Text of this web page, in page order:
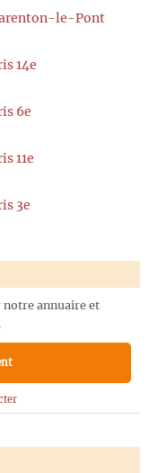
le-Pont
14e
6e
11e
3e
annuaire et